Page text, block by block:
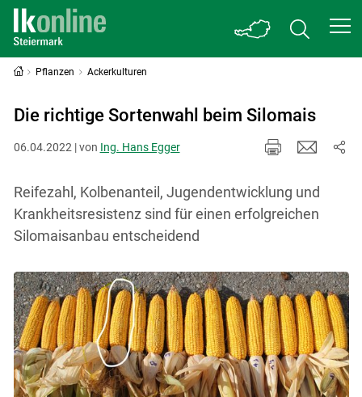
Pflanzen Ackerkulturen
Die richtige Sortenwahl beim Silomais
06.04.2022 | von Ing. Hans Egger
Reifezahl, Kolbenanteil, Jugendentwicklung und
Krankheitsresistenz sind für einen erfolgreichen
Silomaisanbau entscheidend